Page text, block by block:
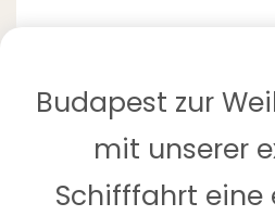
Budapest zur
mit unserer
Schifffahrt eine